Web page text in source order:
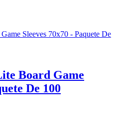
Board Game
De 100